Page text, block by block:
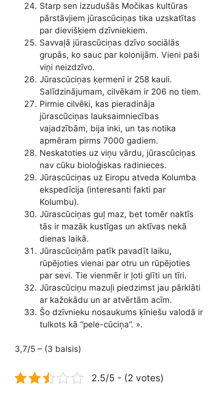
Starp sen izzudušās Močikas kultūras
pārstāvjiem jūrascūciņas tika uzskatītas
par dievišķiem dzīvniekiem.
Savvaļā jūrascūciņas dzīvo sociālās
grupās, ko sauc par kolonijām. Vieni paši
viņi neizdzīvo.
Jūrascūciņas ķermenī ir 258 kauli.
Salīdzinājumam, cilvēkam ir 206 no tiem.
Pirmie cilvēki, kas pieradināja
jūrascūciņas lauksaimniecības
vajadzībām, bija inki, un tas notika
apmēram pirms 7000 gadiem.
Neskatoties uz viņu vārdu, jūrascūciņas
nav cūku bioloģiskas radinieces.
Jūrascūciņas uz Eiropu atveda Kolumba
ekspedīcija (interesanti fakti par
Kolumbu).
Jūrascūciņas guļ maz, bet tomēr naktīs
tās ir mazāk kustīgas un aktīvas nekā
dienas laikā.
Jūrascūciņām patīk pavadīt laiku,
rūpējoties vienai par otru un rūpējoties
par sevi. Tie vienmēr ir ļoti glīti un tīri.
Jūrascūciņu mazuļi piedzimst jau pārklāti
ar kažokādu un ar atvērtām acīm.
Šo dzīvnieku nosaukums ķīniešu valodā ir
tulkots kā “pele-cūciņa”. ».
3,7/5 – (3 balsis)
2.5/5 - (2 votes)